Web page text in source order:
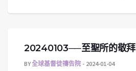
20240103──至聖所的敬拜
BY全球基督徒禱告院 2024-01-04